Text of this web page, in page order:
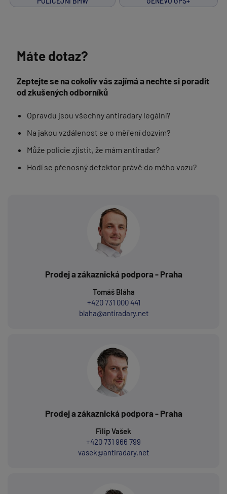
Máte dotaz?
Zeptejte se na cokoliv vás zajímá a nechte si poradit
od zkušených odborníků
Opravdu jsou všechny antiradary legální?
Na jakou vzdálenost se o měření dozvím?
Může policie zjistit, že mám antiradar?
Hodí se přenosný detektor právě do mého vozu?
Prodej a zákaznická podpora - Praha
Tomáš Bláha
+420 731 000 441
blaha@antiradary.net
Prodej a zákaznická podpora - Praha
Filip Vašek
+420 731 966 799
vasek@antiradary.net